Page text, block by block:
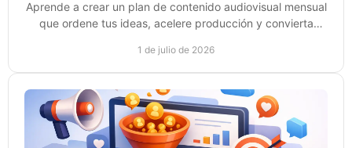
Aprende a crear un plan de contenido audiovisual mensual
que ordene tus ideas, acelere producción y convierta
1 de julio de 2026